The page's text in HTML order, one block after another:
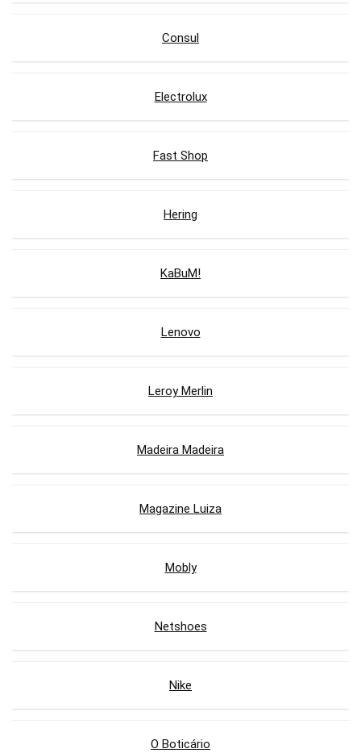
Consul
Electrolux
Fast Shop
Hering
KaBuM!
Lenovo
Leroy Merlin
Madeira Madeira
Magazine Luiza
Mobly
Netshoes
Nike
O Boticário